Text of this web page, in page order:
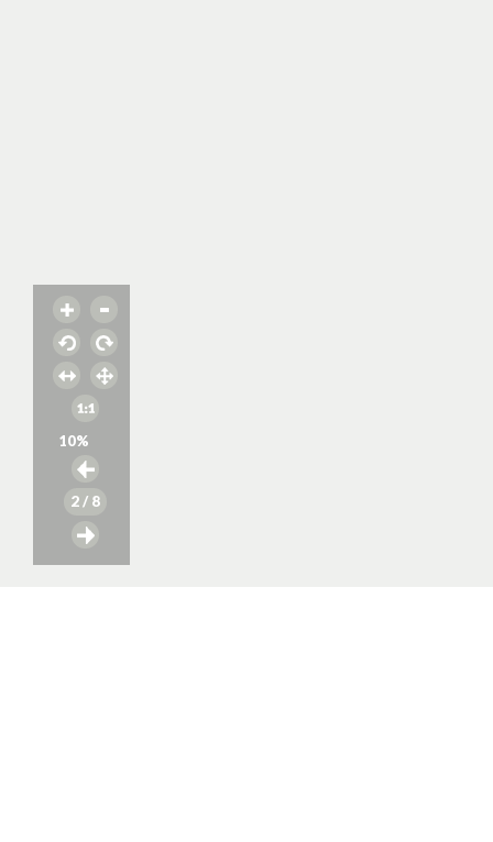
10%
2/ 8